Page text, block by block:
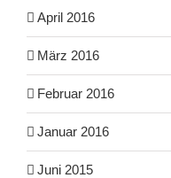
April 2016
März 2016
Februar 2016
Januar 2016
Juni 2015